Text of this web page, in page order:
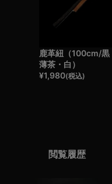
鹿革紐（100cm/黒
薄茶・白）
¥1,980(税込)
閲覧履歴